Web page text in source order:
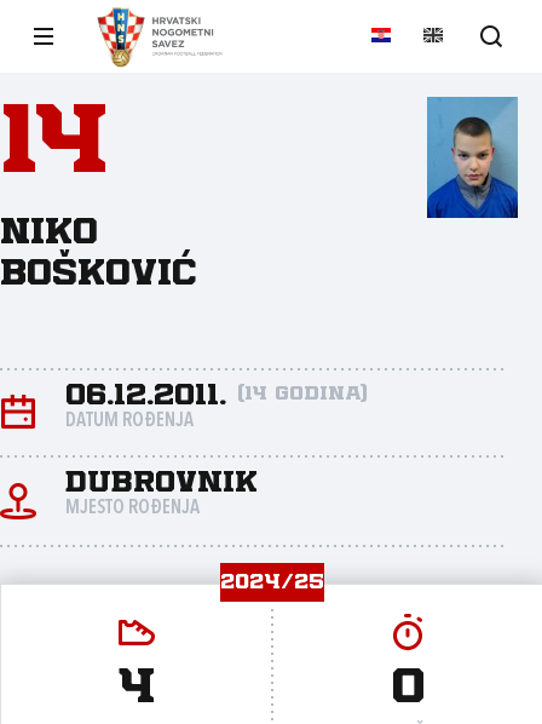
14
Niko
Bošković
06.12.2011. (14 godina)
DATUM ROĐENJA
Dubrovnik
MJESTO ROĐENJA
2024/25
4 0